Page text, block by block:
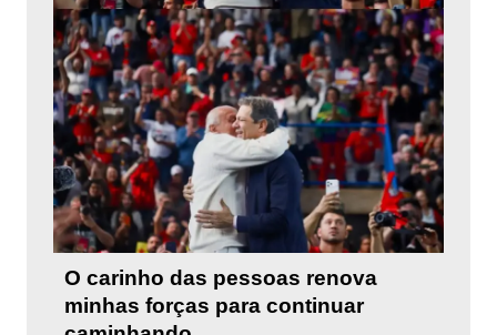
O carinho das pessoas renova
minhas forças para continuar